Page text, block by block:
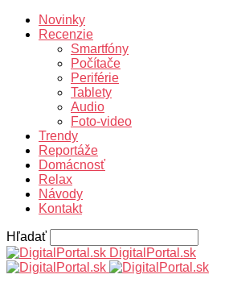
Novinky
Recenzie
Smartfóny
Počítače
Periférie
Tablety
Audio
Foto-video
Trendy
Reportáže
Domácnosť
Relax
Návody
Kontakt
Hľadať
DigitalPortal.sk